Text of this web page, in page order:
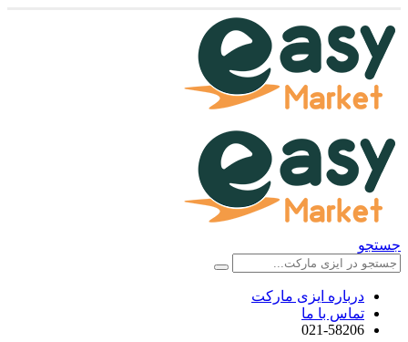
جستجو
درباره ایزی مارکت
تماس با ما
021-58206